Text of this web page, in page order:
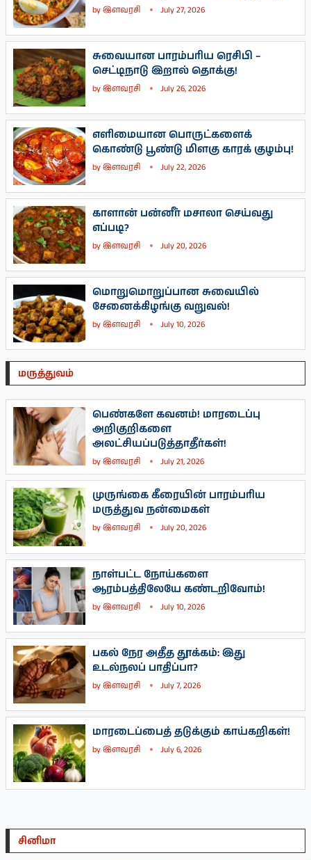
byஇளவரசி July 27, 2026
சுவையான பாரம்பரிய ரெசிபி –
செட்டிநாடு இறால் தொக்கு!
byஇளவரசி July 26, 2026
எளிமையான பொருட்களைக்
கொண்டு பூண்டு மிளகு காரக் குழம்பு!
byஇளவரசி July 22, 2026
காளான் பன்னீர் மசாலா செய்வது
எப்படி?
byஇளவரசி July 20, 2026
மொறுமொறுப்பான சுவையில்
சேனைக்கிழங்கு வறுவல்!
byஇளவரசி July 10, 2026
மருத்துவம்
பெண்களே கவனம்! மாரடைப்பு
அறிகுறிகளை
அலட்சியப்படுத்தாதீர்கள்!
byஇளவரசி July 21, 2026
முருங்கை கீரையின் பாரம்பரிய
மருத்துவ நன்மைகள்
byஇளவரசி July 20, 2026
நாள்பட்ட நோய்களை
ஆரம்பத்திலேயே கண்டறிவோம்!
byஇளவரசி July 10, 2026
பகல் நேர அதீத தூக்கம்: இது
உடல்நலப் பாதிப்பா?
byஇளவரசி July 7, 2026
மாரடைப்பைத் தடுக்கும் காய்கறிகள்!
byஇளவரசி July 6, 2026
சினிமா